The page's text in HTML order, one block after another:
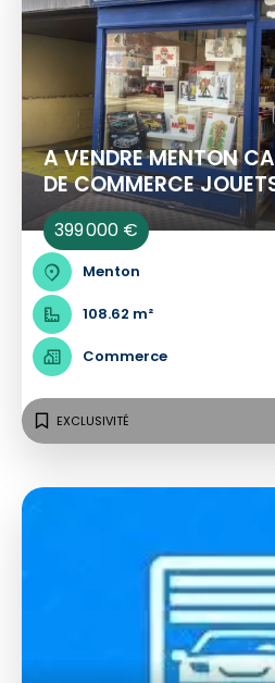
A VENDRE MENTON
DE COMMERCE
399 000 €
Menton
108.62 m²
Commerce
EXCLUSIVITÉ